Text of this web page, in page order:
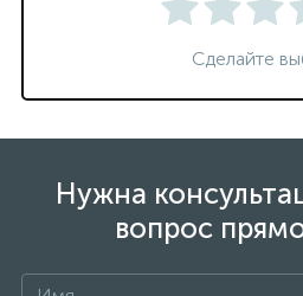
Сделайте
Нужна
вопрос